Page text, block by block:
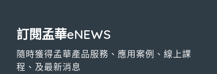
訂閱孟華eNEWS
隨時獲得孟華產品服務、應用案例、線上課
程、及最新消息